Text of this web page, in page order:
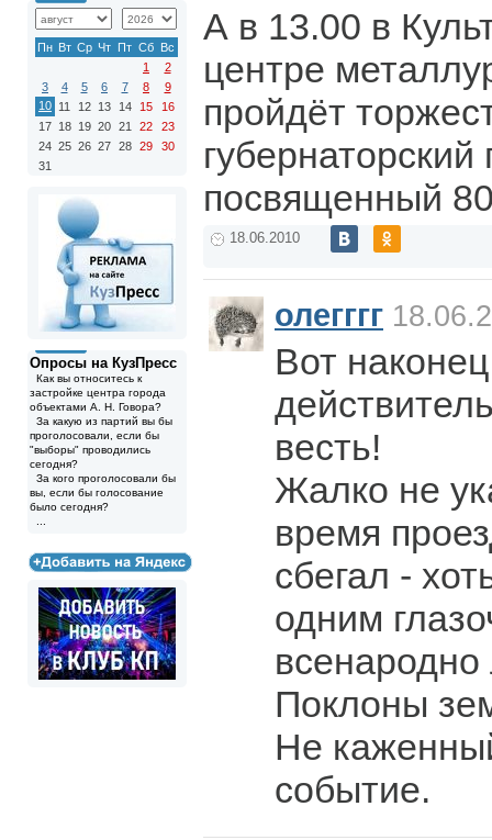
Пн Вт Ср Чт Пт Сб Вс
1
2
3
4 5 6 7 8
9
10 11 12 13 14 15
16
17 18 19 20 21 22
23
24 25 26 27 28 29
30
31
Опросы на КузПресс
Как вы относитесь к
застройке центра города
объектами А. Н. Говора?
За какую из партий вы бы
проголосовали, если бы
"выборы" проводились
сегодня?
За кого проголосовали бы
вы, если бы голосование
было сегодня?
А в 13.00 в
центре
пройдёт
посвященный
18.06.2010
олегггг
Вот
весть!
Жалко не
время
сбегал -
одним
Поклоны
Не
событие.